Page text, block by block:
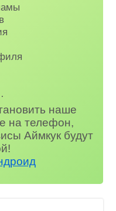
наше
на телефон,
Аймкук будут